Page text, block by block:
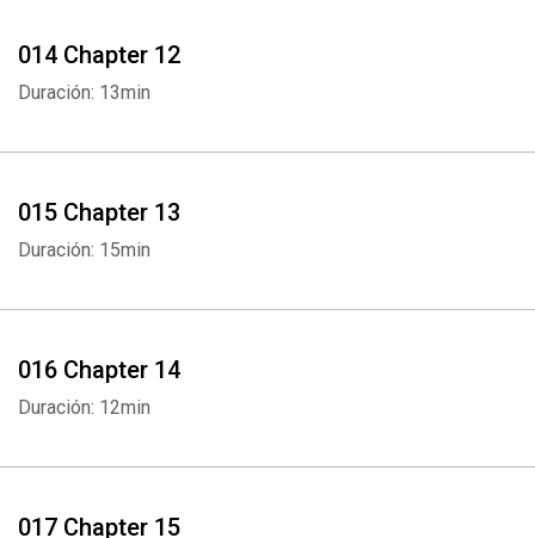
014 Chapter 12
Duración: 13min
015 Chapter 13
Duración: 15min
016 Chapter 14
Duración: 12min
017 Chapter 15